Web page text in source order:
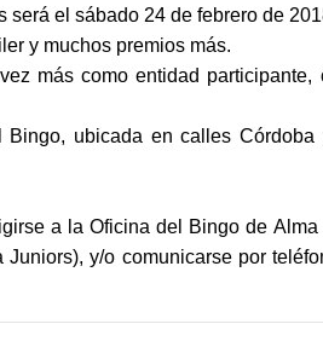
el sábado 24 de febrero de
y muchos premios más.
más como entidad participante,
ubicada en calles Córdoba
a la Oficina del Bingo de
y/o comunicarse por